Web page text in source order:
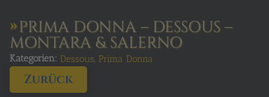
PRIMA DONNA – DESSOUS –
MONTARA & SALERNO
Kategorien: Dessous, Prima Donna
Zurück